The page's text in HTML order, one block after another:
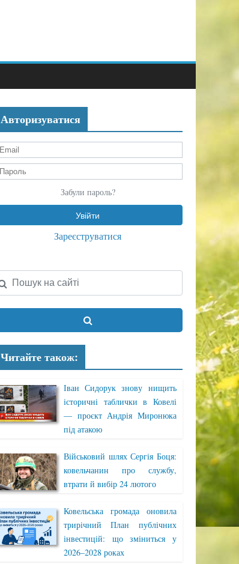
Авторизуватися
Забули пароль?
Зареєструватися
Читайте також:
Іван Сидорук знову нищить
історичні таблички в Ковелі
— проєкт Андрія Миронюка
під атакою
Військовий шлях Сергія Боця:
ковельчанин про службу,
втрати й вибір 24 лютого
Ковельська громада оновила
трирічний План публічних
інвестицій: що зміниться у
2026–2028 роках